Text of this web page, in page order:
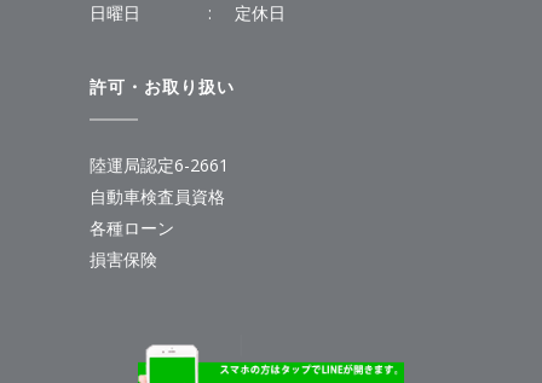
日曜日 :
定休日
許可・お取り扱い
陸運局認定6-2661
自動車検査員資格
各種ローン
損害保険